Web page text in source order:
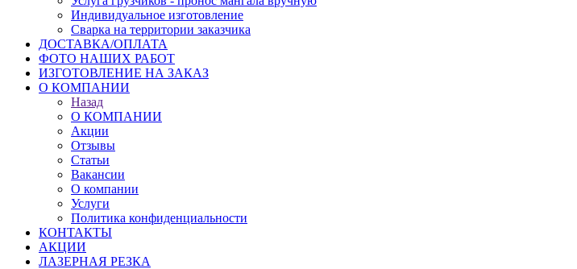
Индивидуальное изготовление
Сварка на территории заказчика
ДОСТАВКА/ОПЛАТА
ФОТО НАШИХ РАБОТ
ИЗГОТОВЛЕНИЕ НА ЗАКАЗ
О КОМПАНИИ
Назад
О КОМПАНИИ
Акции
Отзывы
Статьи
Вакансии
О компании
Услуги
Политика конфиденциальности
КОНТАКТЫ
АКЦИИ
ЛАЗЕРНАЯ РЕЗКА